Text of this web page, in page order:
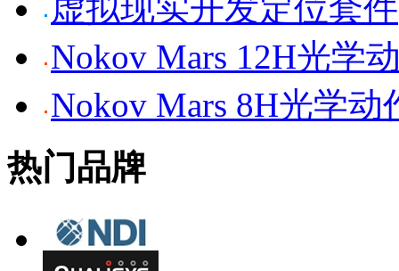
虚拟现实开发定位套件
Nokov Mars 12H光学
Nokov Mars 8H光学动
热门品牌